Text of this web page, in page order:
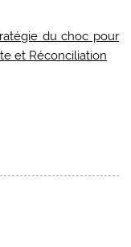
du choc pour
et Réconciliation